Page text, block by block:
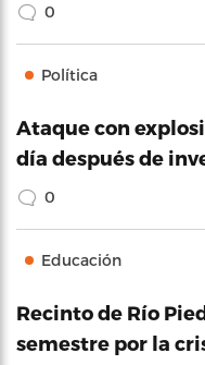
0
Política
Ataque con
día después de
0
Educación
Recinto de Río
semestre por la